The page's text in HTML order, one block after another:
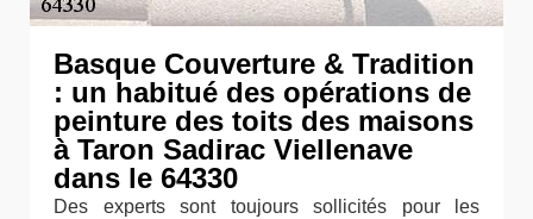
Basque Couverture & Tradition
: un habitué des opérations de
peinture des toits des maisons
à Taron Sadirac Viellenave
dans le 64330
Des experts sont toujours sollicités pour les